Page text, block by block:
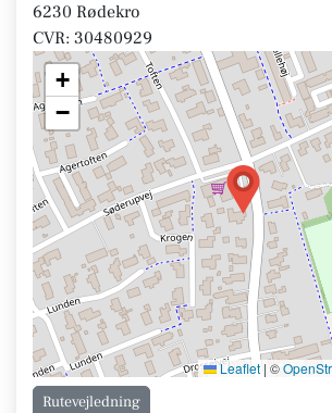
6230 Rødekro
CVR: 30480929
+
−
Leaflet | ©
Rutevejledning